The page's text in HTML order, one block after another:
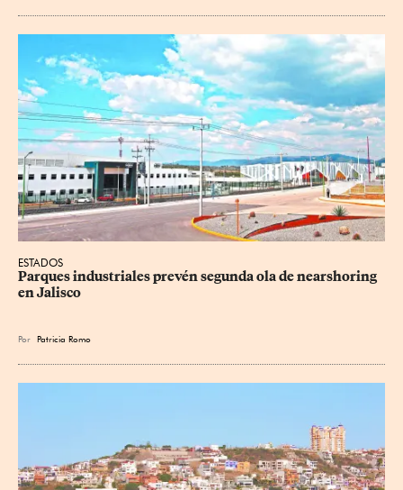
ESTADOS
Parques industriales prevén segunda ola de nearshoring
en Jalisco
Por Patricia Romo